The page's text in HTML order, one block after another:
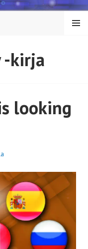
VALIK
KO
-kirja
looking